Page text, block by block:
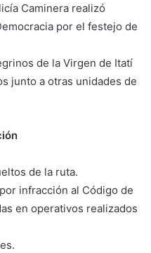
Caminera realizó
por el festejo de
de la Virgen de Itatí
junto a otras unidades de
de la ruta.
infracción al Código de
en operativos realizados